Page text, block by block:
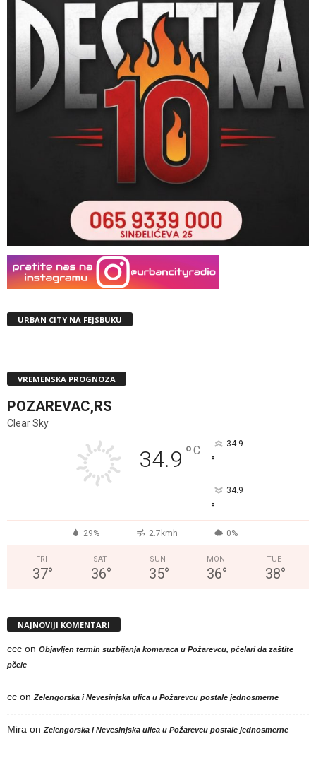
URBAN CITY NA FEJSBUKU
VREMENSKA PROGNOZA
POZAREVAC,RS
Clear Sky
34.9 °C 34.9
°
34.9
°
29% 2.7kmh 0%
FRI
37°
SAT
36°
SUN
35°
MON
36°
TUE
38°
NAJNOVIJI KOMENTARI
ccc on Objavljen termin suzbijanja komaraca u Požarevcu, pčelari da zaštite
pčele
cc on Zelengorska i Nevesinjska ulica u Požarevcu postale jednosmerne
Mira on Zelengorska i Nevesinjska ulica u Požarevcu postale jednosmerne